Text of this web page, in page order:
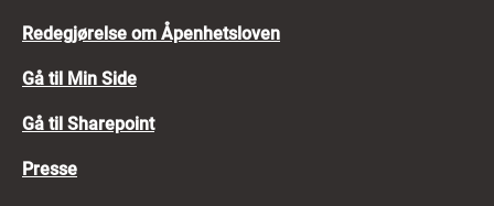
Redegjørelse om Åpenhetsloven
Gå til Min Side
Gå til Sharepoint
Presse